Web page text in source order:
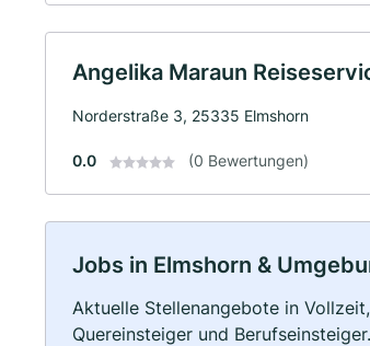
Angelika Maraun
Norderstraße 3, 25335 Elmshorn
0.0 (0 Bewertungen)
Jobs in Elmshorn &
Aktuelle Stellenangebote in
Quereinsteiger und